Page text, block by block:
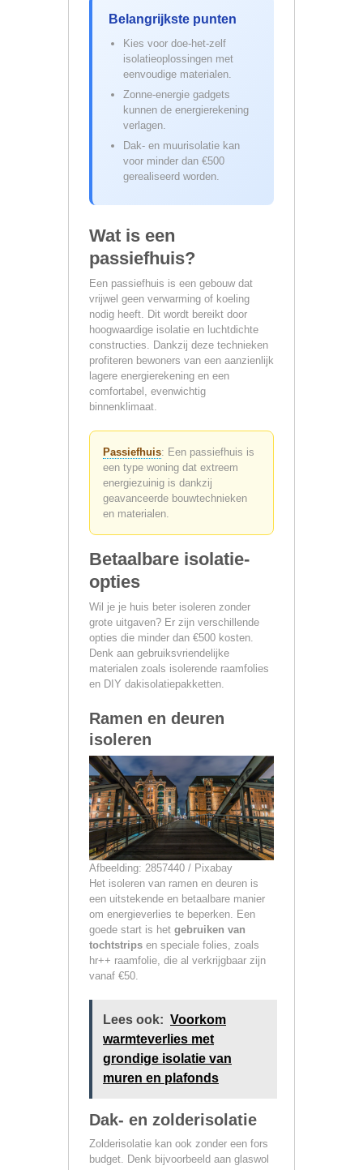
Belangrijkste punten
Kies voor doe-het-zelf
isolatieoplossingen met
eenvoudige materialen.
Zonne-energie gadgets
kunnen de energierekening
verlagen.
Dak- en muurisolatie kan
voor minder dan €500
gerealiseerd worden.
Wat is een
passiefhuis?
Een passiefhuis is een gebouw dat
vrijwel geen verwarming of koeling
nodig heeft. Dit wordt bereikt door
hoogwaardige isolatie en luchtdichte
constructies. Dankzij deze technieken
profiteren bewoners van een aanzienlijk
lagere energierekening en een
comfortabel, evenwichtig
binnenklimaat.
Passiefhuis: Een passiefhuis is
een type woning dat extreem
energiezuinig is dankzij
geavanceerde bouwtechnieken
en materialen.
Betaalbare isolatie-
opties
Wil je je huis beter isoleren zonder
grote uitgaven? Er zijn verschillende
opties die minder dan €500 kosten.
Denk aan gebruiksvriendelijke
materialen zoals isolerende raamfolies
en DIY dakisolatiepakketten.
Ramen en deuren
isoleren
Afbeelding: 2857440 / Pixabay
Het isoleren van ramen en deuren is
een uitstekende en betaalbare manier
om energieverlies te beperken. Een
goede start is het gebruiken van
tochtstrips en speciale folies, zoals
hr++ raamfolie, die al verkrijgbaar zijn
vanaf €50.
Lees ook: Voorkom
warmteverlies met
grondige isolatie van
muren en plafonds
Dak- en zolderisolatie
Zolderisolatie kan ook zonder een fors
budget. Denk bijvoorbeeld aan glaswol